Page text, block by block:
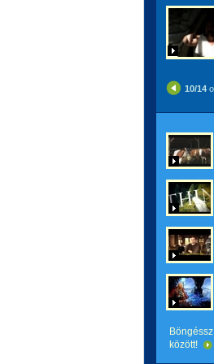
10/14
között!